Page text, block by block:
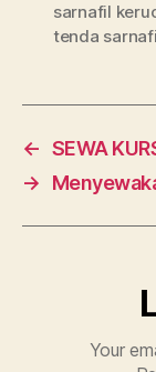
sarnafil
tenda
← SEWA
→
Your